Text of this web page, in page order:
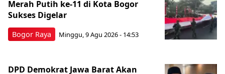
Bogor Raya
Merah Putih ke-11 di Kota Bogor
Sukses Digelar
Minggu, 9 Agu 2026 - 14:53
DPD Demokrat Jawa Barat Akan